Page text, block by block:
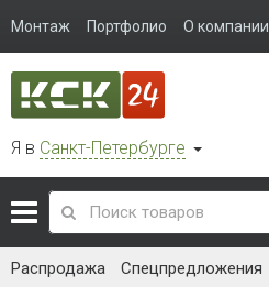
Монтаж Портфолио О компании
Я в Санкт-Петербурге
Распродажа Спецпредложения